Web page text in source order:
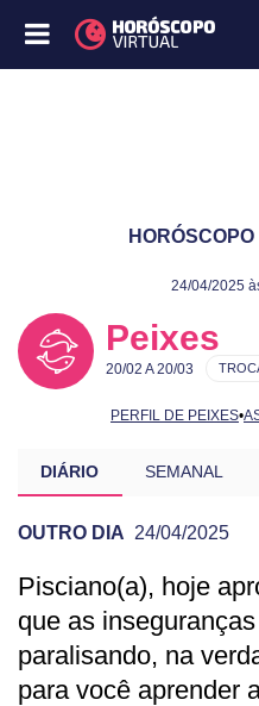
Publicado:
24/04/2025
Atualizado:
24/04/2025
24/04/2025
Peixes
20/02 A 20/03
PERFIL DE PEIXES•
DIÁRIO SEMANAL
OUTRO DIA 24/04/2025
PREVISÃO DE
Pisciano(a), hoje
que as
paralisando, na
para você aprender